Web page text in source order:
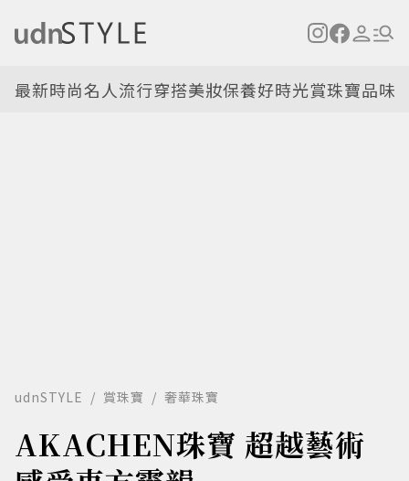
最新時尚名人流行穿搭美妝保養好時光賞珠寶品味
udnSTYLE 賞珠寶 奢華珠寶
AKACHEN珠寶 超越藝術